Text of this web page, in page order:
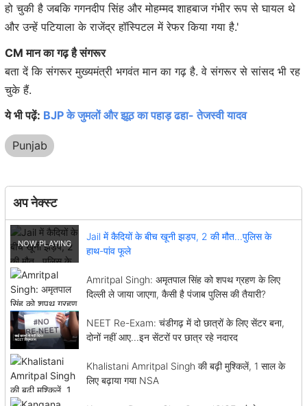
हो चुकी है जबकि गगनदीप सिंह और मोहम्मद शाहबाज गंभीर रूप से घायल थे
और उन्हें पटियाला के राजेंद्र हॉस्पिटल में रेफर किया गया है.'
CM मान का गढ़ है संगरूर
बता दें कि संगरूर मुख्यमंत्री भगवंत मान का गढ़ है. वे संगरूर से सांसद भी रह
चुके हैं.
ये भी पढ़ें: BJP के जुमलों और झूठ का पहाड़ ढहा- तेजस्वी यादव
Punjab
अप नेक्स्ट
Jail में कैदियों के बीच खूनी झड़प, 2 की मौत...पुलिस के
हाथ-पांव फूले
Amritpal Singh: अमृतपाल सिंह को शपथ ग्रहण के लिए
दिल्ली ले जाया जाएगा, कैसी है पंजाब पुलिस की तैयारी?
NEET Re-Exam: चंडीगढ़ में दो छात्रों के लिए सेंटर बना,
दोनों नहीं आए...इन सेंटरों पर छात्र रहे नदारद
Khalistani Amritpal Singh की बढ़ी मुश्किलें, 1 साल के
लिए बढ़ाया गया NSA